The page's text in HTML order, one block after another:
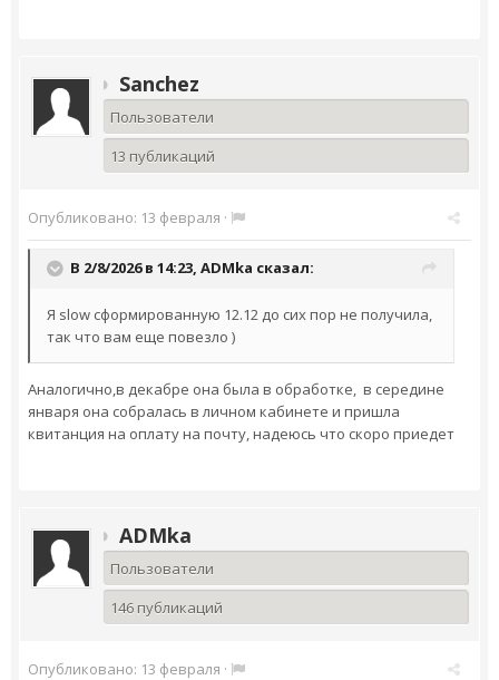
Sanchez
Пользователи
13 публикаций
Опубликовано: 13 февраля ·
В 2/8/2026 в 14:23, ADMka сказал:
Я slow сформированную 12.12 до сих пор не получила,
так что вам еще повезло )
Аналогично,в декабре она была в обработке, в середине
января она собралась в личном кабинете и пришла
квитанция на оплату на почту, надеюсь что скоро приедет
ADMka
Пользователи
146 публикаций
Опубликовано: 13 февраля ·